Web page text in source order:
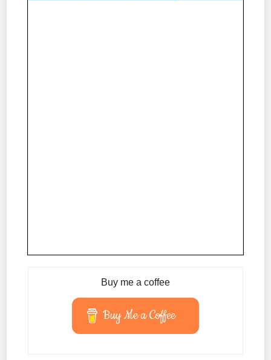
Buy me a coffee
Buy Me a Coffee